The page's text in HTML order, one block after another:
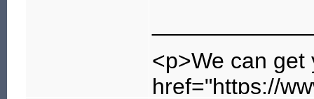
<p>We can get
href="https://